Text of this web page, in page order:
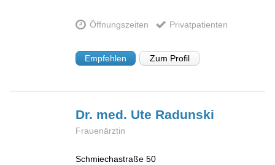
Öffnungszeiten Privatpatienten
Empfehlen Zum Profil
Dr. med. Ute Radunski
Frauenärztin
Schmiechastraße 50